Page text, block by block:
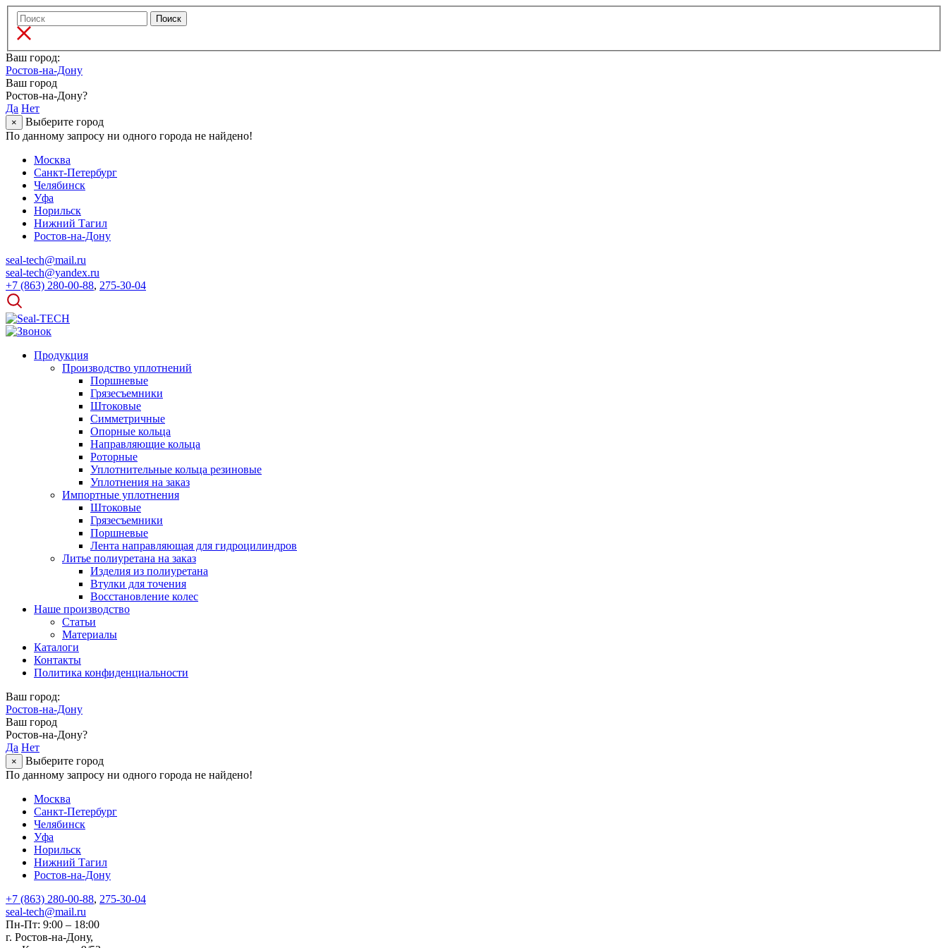
Ваш город:
Ростов-на-Дону
Ваш город
Ростов-на-Дону?
Да Нет
×
Выберите город
По данному запросу ни одного города не найдено!
Москва
Санкт-Петербург
Челябинск
Уфа
Норильск
Нижний Тагил
Ростов-на-Дону
seal-tech@mail.ru
seal-tech@yandex.ru
+7 (863) 280-00-88, 275-30-04
Продукция
Производство уплотнений
Поршневые
Грязесъемники
Штоковые
Симметричные
Опорные кольца
Направляющие кольца
Роторные
Уплотнительные кольца резиновые
Уплотнения на заказ
Импортные уплотнения
Штоковые
Грязесъемники
Поршневые
Лента направляющая для гидроцилиндров
Литье полиуретана на заказ
Изделия из полиуретана
Втулки для точения
Восстановление колес
Наше производство
Статьи
Материалы
Каталоги
Контакты
Политика конфиденциальности
Ваш город:
Ростов-на-Дону
Ваш город
Ростов-на-Дону?
Да Нет
×
Выберите город
По данному запросу ни одного города не найдено!
Москва
Санкт-Петербург
Челябинск
Уфа
Норильск
Нижний Тагил
Ростов-на-Дону
+7 (863) 280-00-88, 275-30-04
seal-tech@mail.ru
Пн-Пт: 9:00 – 18:00
г. Ростов-на-Дону,